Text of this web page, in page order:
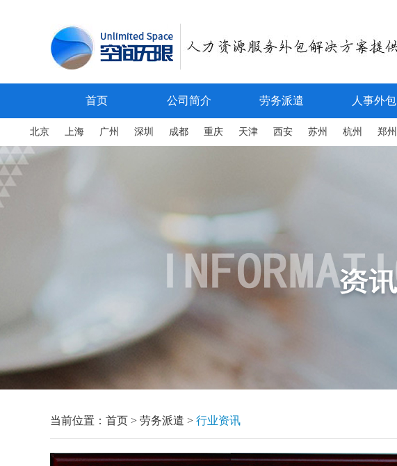
首页 公司简介 劳务派遣 人事外包
北京 上海 广州 深圳 成都 重庆 天津 西安 苏州 杭州 郑州
当前位置： 首页 > 劳务派遣 > 行业资讯